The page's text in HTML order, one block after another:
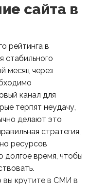
сайта в
рейтинга в
стабильного
месяц через
канал для
терпят неудачу,
делают это
стратегия,
ресурсов
долгое время, чтобы
вы крутите в СМИ в